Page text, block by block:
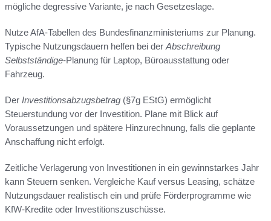
mögliche degressive Variante, je nach Gesetzeslage.
Nutze AfA-Tabellen des Bundesfinanzministeriums zur Planung.
Typische Nutzungsdauern helfen bei der Abschreibung
Selbstständige-Planung für Laptop, Büroausstattung oder
Fahrzeug.
Der Investitionsabzugsbetrag (§7g EStG) ermöglicht
Steuerstundung vor der Investition. Plane mit Blick auf
Voraussetzungen und spätere Hinzurechnung, falls die geplante
Anschaffung nicht erfolgt.
Zeitliche Verlagerung von Investitionen in ein gewinnstarkes Jahr
kann Steuern senken. Vergleiche Kauf versus Leasing, schätze
Nutzungsdauer realistisch ein und prüfe Förderprogramme wie
KfW-Kredite oder Investitionszuschüsse.